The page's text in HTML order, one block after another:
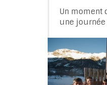
Un moment
une journée